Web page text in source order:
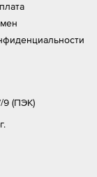
9 (ПЭК)